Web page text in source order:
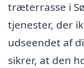
træterrasse i
tjenester, der
udseendet af
sikrer, at den